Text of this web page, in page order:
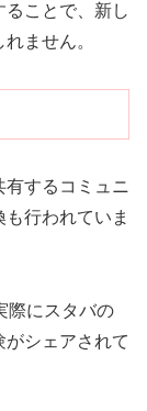
ことで、新し
ません。
するコミュニ
行われていま
際にスタバの
シェアされて